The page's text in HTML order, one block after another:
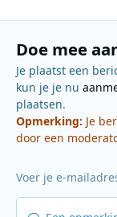
Doe mee
Je plaatst een
kun je je nu
plaatsen.
Opmerking: Je
door een